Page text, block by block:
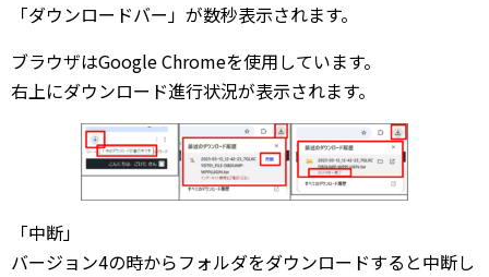
「ダウンロードバー」が数秒表示されます。
ブラウザはGoogle Chromeを使用しています。
右上にダウンロード進行状況が表示されます。
「中断」
バージョン4の時からフォルダをダウンロードすると中断し